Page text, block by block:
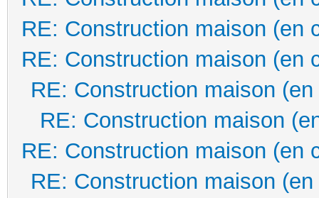
RE: Construction maison (en
RE: Construction maison (en
RE: Construction maison
RE: Construction maison
RE: Construction maison (en
RE: Construction maison